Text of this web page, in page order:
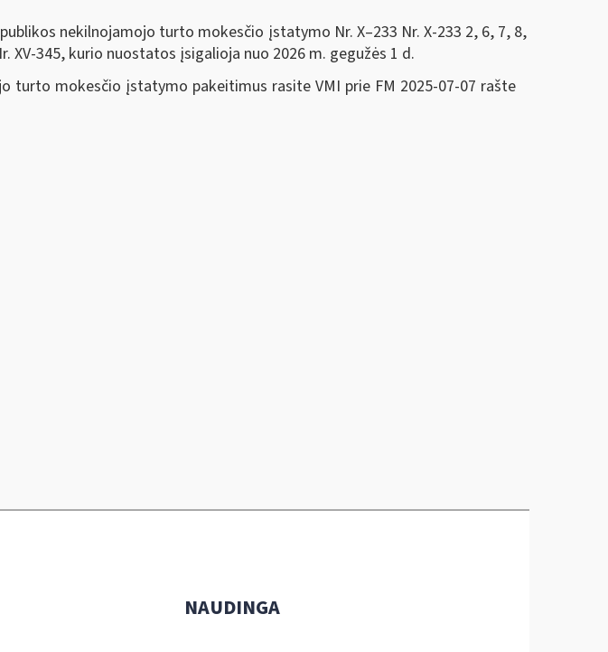
nekilnojamojo turto mokesčio įstatymo Nr. X–233 Nr. X-233 2, 6, 7, 8,
345, kurio nuostatos įsigalioja nuo 2026 m. gegužės 1 d.
turto mokesčio įstatymo pakeitimus rasite VMI prie FM 2025-07-07 rašte
NAUDINGA